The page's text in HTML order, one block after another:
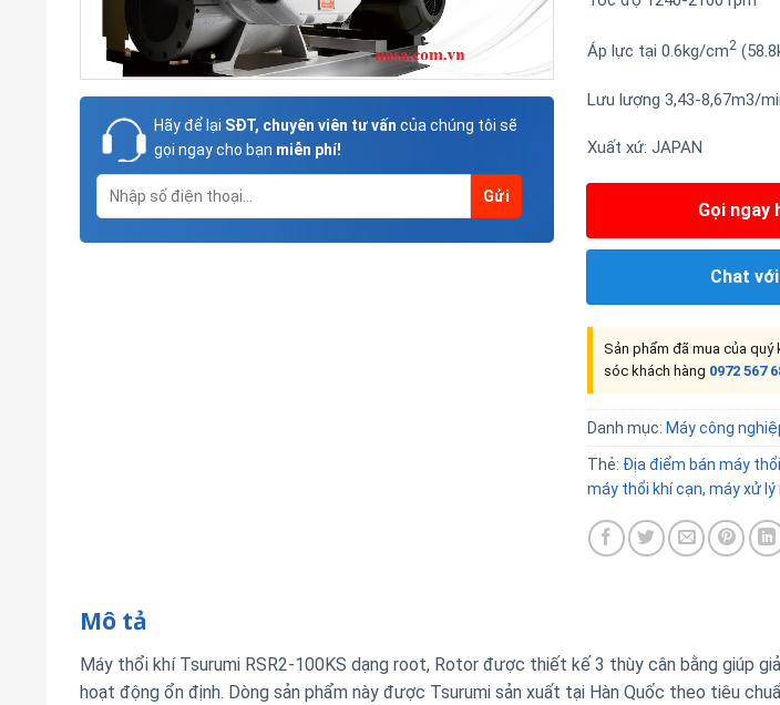
Hãy để lại SĐT, chuyên viên tư vấn của chúng tôi sẽ
gọi ngay cho bạn miễn phí!
Áp lực tại 0.6kg/cm2
Lưu lượng 3,43-8,67m3/
Xuất xứ: JAPAN
Gọi ngay
Chat
Sản phẩm đã mua của quý
sóc khách hàng 0972 567
Danh mục: Máy công
Thẻ: Địa điểm bán máy
máy thổi khí cạn, máy xử
Mô tả
Máy thổi khí Tsurumi RSR2-100KS dạng root, Rotor được thiết kế 3 thùy cân bằng giúp
hoạt động ổn định. Dòng sản phẩm này được Tsurumi sản xuất tại Hàn Quốc theo tiêu